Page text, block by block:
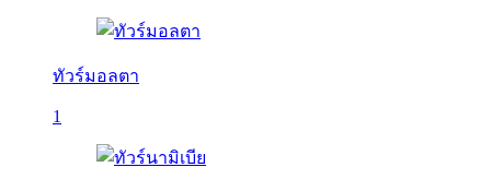
ทัวร์มอลตา
1